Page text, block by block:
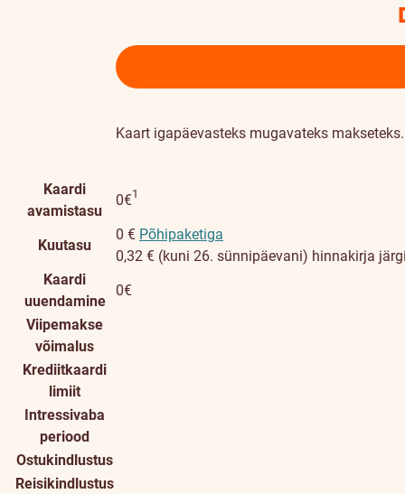
Kaart igapäevasteks mugavateks makseteks.
Kaardi
avamistasu
0€1
Kuutasu
0 € Põhipaketiga
0,32 € (kuni 26. sünnipäevani) hinnakirja
Kaardi
uuendamine
0€
Viipemakse
võimalus
Krediitkaardi
limiit
Intressivaba
periood
Ostukindlustus
Reisikindlustus